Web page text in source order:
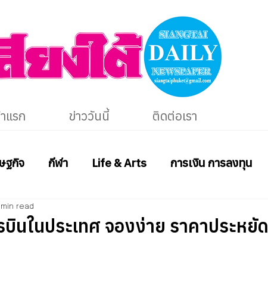
แรก ข่าววันนี้ ติดต่อเรา
ฐกิจ กีฬา Life & Arts การเงิน การลงทุน
นในประเทศ จองง่าย ราคาประหยัด
min read